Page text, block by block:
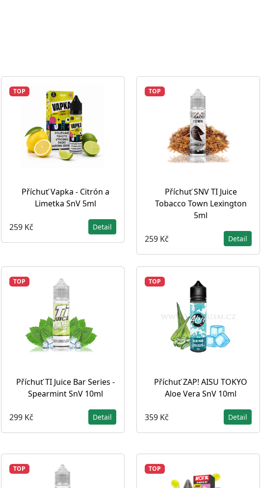
TOP
Příchuť Vapka - Citrón a
Limetka SnV 5ml
259 Kč Detail
TOP
Příchuť SNV TI Juice
Tobacco Town Lexington
5ml
259 Kč Detail
TOP
Příchuť TI Juice Bar Series -
Spearmint SnV 10ml
299 Kč Detail
TOP
Příchuť ZAP! AISU TOKYO
Aloe Vera SnV 10ml
359 Kč Detail
TOP TOP